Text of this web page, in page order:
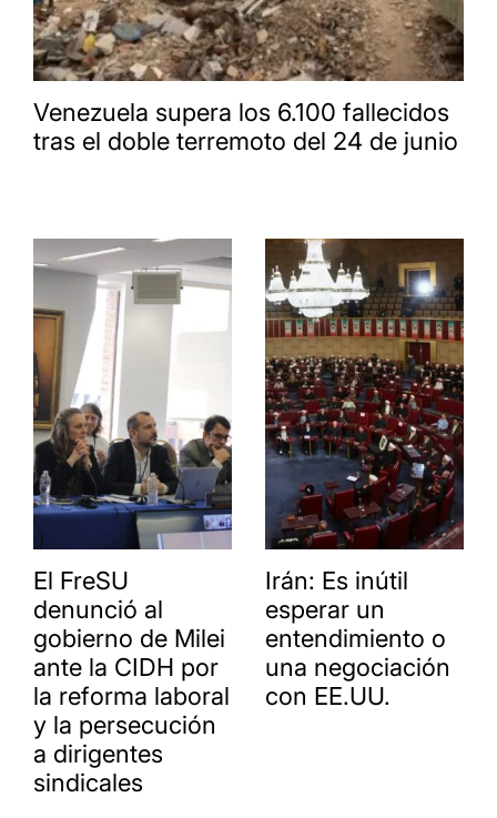
Venezuela supera los 6.100 fallecidos
tras el doble terremoto del 24 de junio
El FreSU
denunció al
gobierno de Milei
ante la CIDH por
la reforma laboral
y la persecución
a dirigentes
sindicales
Irán: Es inútil
esperar un
entendimiento o
una negociación
con EE.UU.